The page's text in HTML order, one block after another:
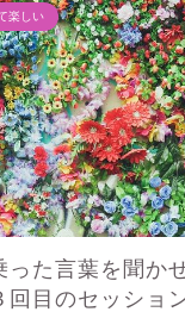
楽しい
った言葉を聞か
回目のセッショ